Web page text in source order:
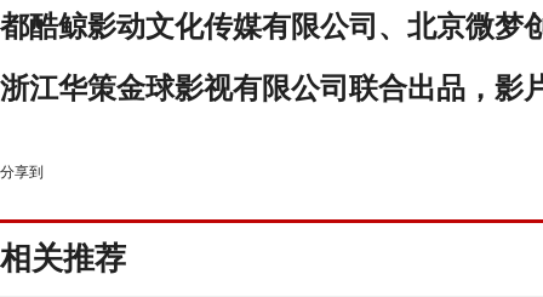
都酷鲸影动文化传媒有限公司、北京微梦
浙江华策金球影视有限公司联合出品，影
分享到
相关推荐